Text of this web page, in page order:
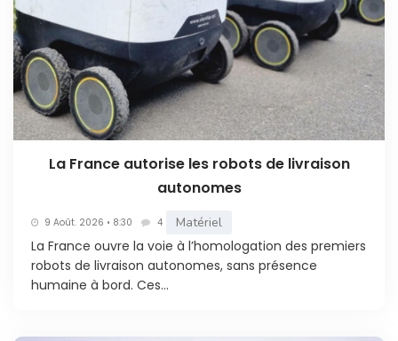
La France autorise les robots de livraison
autonomes
9 Août. 2026 • 8:30 4 Matériel
La France ouvre la voie à l’homologation des premiers
robots de livraison autonomes, sans présence
humaine à bord. Ces...